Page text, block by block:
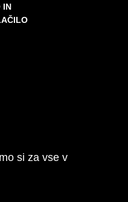
IN
si za vse v